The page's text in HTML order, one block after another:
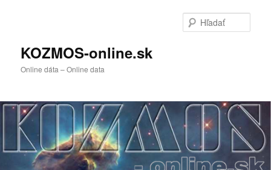
KOZMOS-online.sk
Online dáta – Online data